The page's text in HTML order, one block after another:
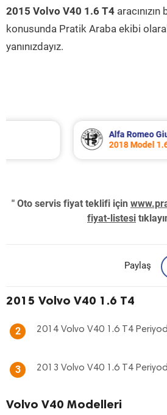
2015 Volvo V40 1.6 T4 aracınızın
konusunda Pratik Araba ekibi
yanınızdayız.
Alfa Romeo Giulietta
2018 Model 1.6 Jtd Motor
" Oto servis fiyat teklifi için
fiyat-listesi
Paylaş
2015 Volvo V40 1.6 T4
2 2014 Volvo V40 1.6 T4
3 2013 Volvo V40 1.6 T4
Volvo V40 Modelleri